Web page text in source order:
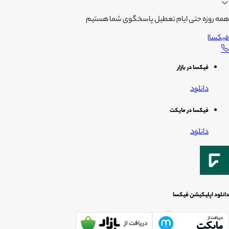
همه روزه حتی ایام تعطیل پاسخگوی شما هستیم
فیکسا|
فیکسا در بازار
دانلود
فیکسا در مایکت
دانلود
دانلود اپلیکیشن فیکسا